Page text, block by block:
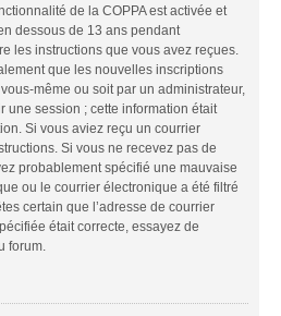
de la COPPA est activée et
dessous de 13 ans pendant
les instructions que vous avez reçues.
que les nouvelles inscriptions
même ou soit par un administrateur,
une session ; cette information était
Si vous aviez reçu un courrier
Si vous ne recevez pas de
probablement spécifié une mauvaise
ou le courrier électronique a été filtré
certain que l’adresse de courrier
était correcte, essayez de
forum.